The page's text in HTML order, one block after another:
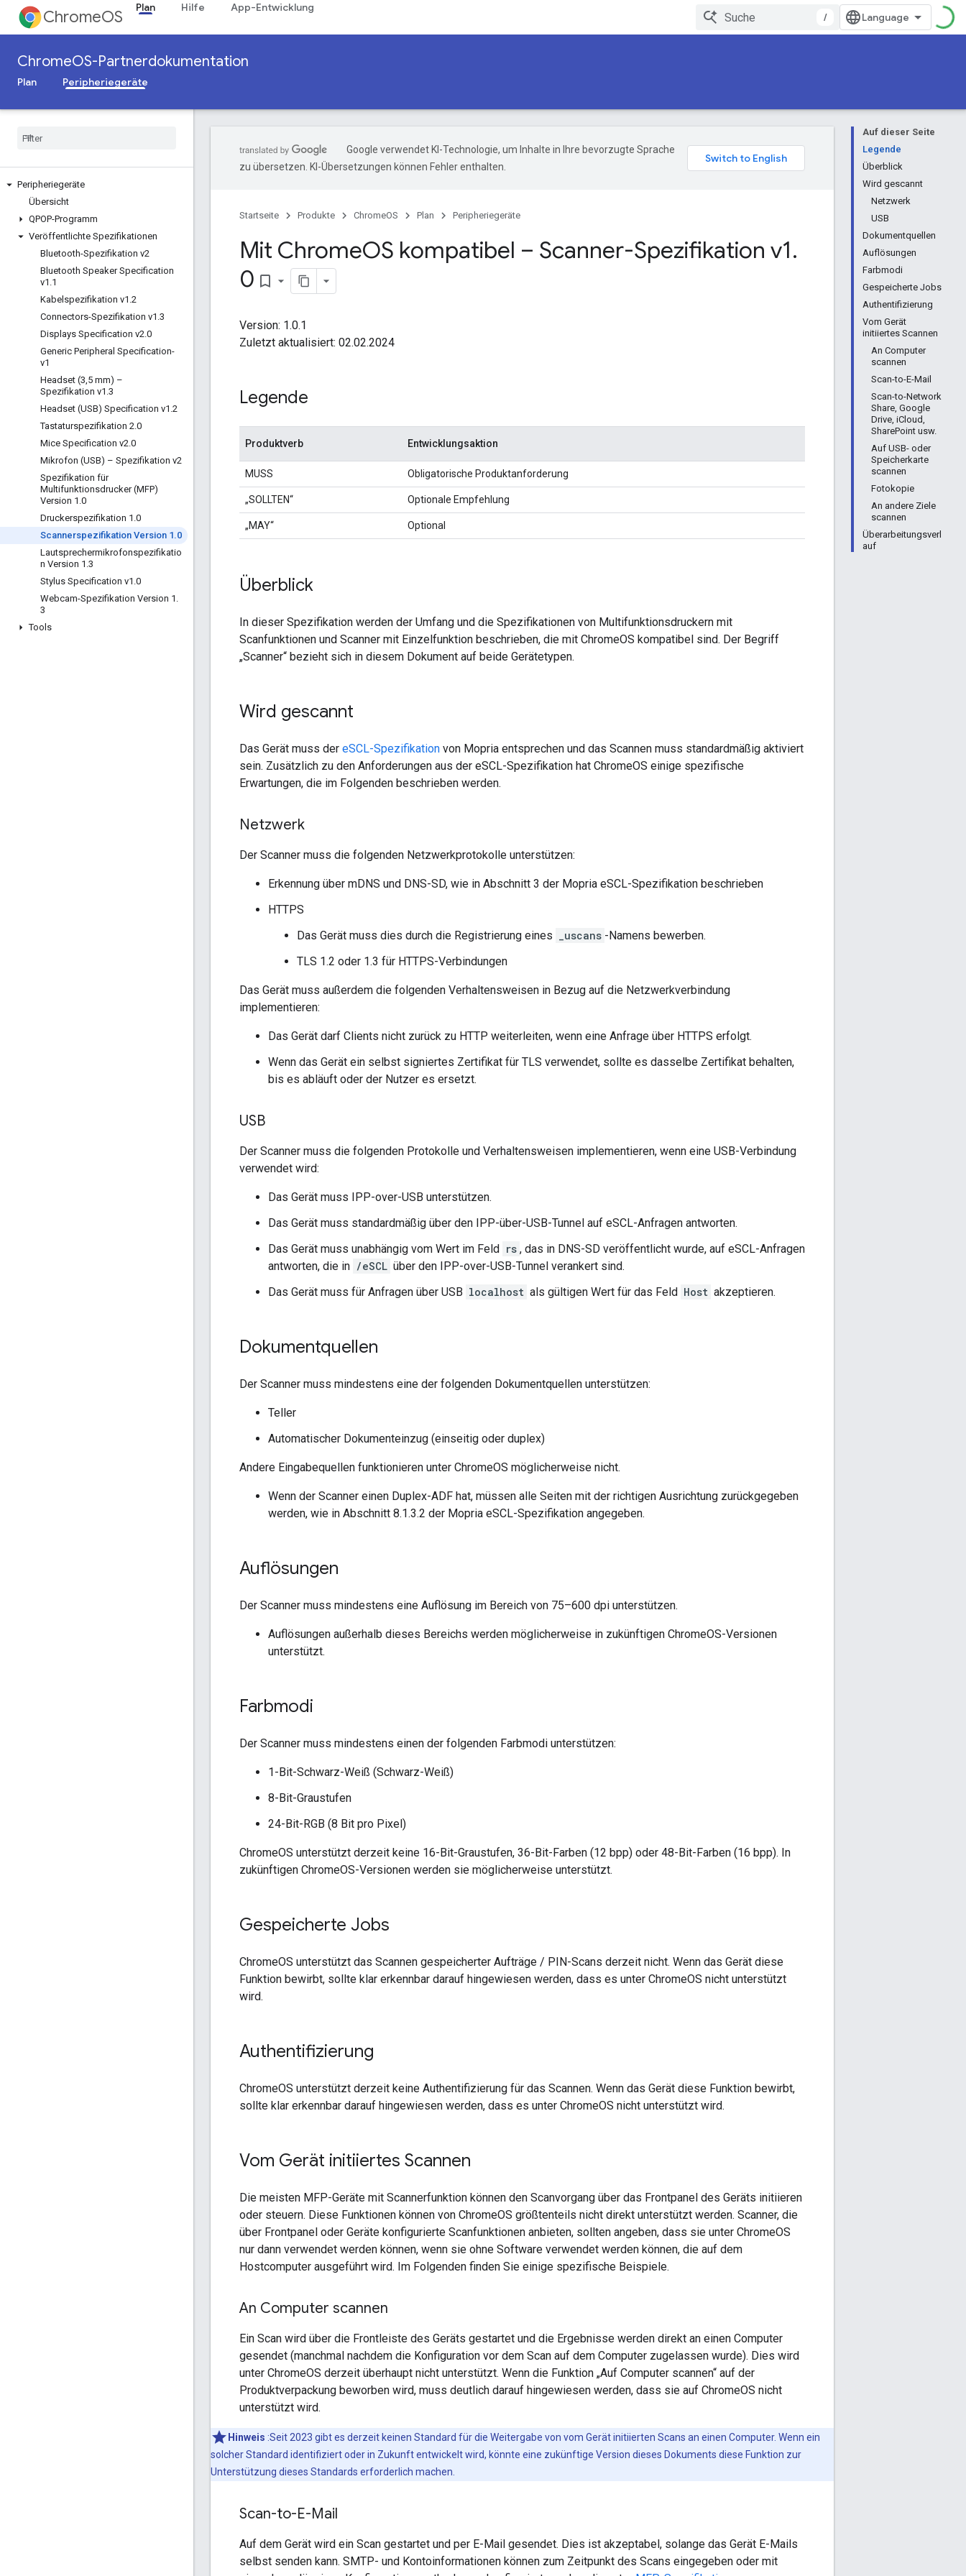
ChromeOS Plan Hilfe App-Entwicklung
/
ChromeOS-Partnerdokumentation
Plan Peripheriegeräte
Peripheriegeräte
Übersicht
QPOP-Programm
Veröffentlichte Spezifikationen
Bluetooth-Spezifikation v2
Bluetooth Speaker Specification
v1 .1
Kabelspezifikation v1 .2
Connectors-Spezifikation v1 .3
Displays Specification v2.0
Generic Peripheral Specification-
v1
Headset (3,5 mm) –
Spezifikation v1 .3
Headset (USB) Specification v1 .2
Tastaturspezifikation 2.0
Mice Specification v2.0
Mikrofon (USB) – Spezifikation v2
Spezifikation für
Multifunktionsdrucker (MFP)
Version 1 .0
Druckerspezifikation 1 .0
Scannerspezifikation Version 1.0
Lautsprechermikrofonspezifikatio
n Version 1 .3
Stylus Specification v1 .0
Webcam-Spezifikation Version 1 .
3
Tools
Auf dieser Seite
Legende
Überblick
Wird gescannt
Netzwerk
USB
Dokumentquellen
Auflösungen
Farbmodi
Gespeicherte Jobs
Authentifizierung
Vom Gerät
initiiertes Scannen
An Computer
scannen
Scan-to-E-Mail
Scan-to-Network
Share, Google
Drive, iCloud,
SharePoint usw.
Auf USB- oder
Speicherkarte
scannen
Fotokopie
An andere Ziele
scannen
Überarbeitungsverl
auf
Google verwendet KI-Technologie, um Inhalte in Ihre bevorzugte Sprache
zu übersetzen. KI-Übersetzungen können Fehler enthalten.
Startseite Produkte ChromeOS Plan Peripheriegeräte
Mit ChromeOS kompatibel – Scanner-Spezifikation v1.
0 bookmark_border
Version: 1.0.1
Zuletzt aktualisiert: 02.02.2024
Legende
Produktverb Entwicklungsaktion
MUSS Obligatorische Produktanforderung
„SOLLTEN“ Optionale Empfehlung
„MAY“ Optional
Überblick
In dieser Spezifikation werden der Umfang und die Spezifikationen von Multifunktionsdruckern mit
Scanfunktionen und Scanner mit Einzelfunktion beschrieben, die mit ChromeOS kompatibel sind. Der Begriff
„Scanner“ bezieht sich in diesem Dokument auf beide Gerätetypen.
Wird gescannt
Das Gerät muss der eSCL-Spezifikation von Mopria entsprechen und das Scannen muss standardmäßig aktiviert
sein. Zusätzlich zu den Anforderungen aus der eSCL-Spezifikation hat ChromeOS einige spezifische
Erwartungen, die im Folgenden beschrieben werden.
Netzwerk
Der Scanner muss die folgenden Netzwerkprotokolle unterstützen:
Erkennung über mDNS und DNS-SD, wie in Abschnitt 3 der Mopria eSCL-Spezifikation beschrieben
HTTPS
Das Gerät muss dies durch die Registrierung eines
_uscans -Namens bewerben.
TLS 1.2 oder 1.3 für HTTPS-Verbindungen
Das Gerät muss außerdem die folgenden Verhaltensweisen in Bezug auf die Netzwerkverbindung
implementieren:
Das Gerät darf Clients nicht zurück zu HTTP weiterleiten, wenn eine Anfrage über HTTPS erfolgt.
Wenn das Gerät ein selbst signiertes Zertifikat für TLS verwendet, sollte es dasselbe Zertifikat behalten,
bis es abläuft oder der Nutzer es ersetzt.
USB
Der Scanner muss die folgenden Protokolle und Verhaltensweisen implementieren, wenn eine USB-Verbindung
verwendet wird:
Das Gerät muss IPP-over-USB unterstützen.
Das Gerät muss standardmäßig über den IPP-über-USB-Tunnel auf eSCL-Anfragen antworten.
Das Gerät muss unabhängig vom Wert im Feld rs , das in DNS-SD veröffentlicht wurde, auf eSCL-Anfragen
antworten, die in /eSCL über den IPP-over-USB-Tunnel verankert sind.
Das Gerät muss für Anfragen über USB localhost als gültigen Wert für das Feld Host akzeptieren.
Dokumentquellen
Der Scanner muss mindestens eine der folgenden Dokumentquellen unterstützen:
Teller
Automatischer Dokumenteinzug (einseitig oder duplex)
Andere Eingabequellen funktionieren unter ChromeOS möglicherweise nicht.
Wenn der Scanner einen Duplex-ADF hat, müssen alle Seiten mit der richtigen Ausrichtung zurückgegeben
werden, wie in Abschnitt 8.1.3.2 der Mopria eSCL-Spezifikation angegeben.
Auflösungen
Der Scanner muss mindestens eine Auflösung im Bereich von 75–600 dpi unterstützen.
Auflösungen außerhalb dieses Bereichs werden möglicherweise in zukünftigen ChromeOS-Versionen
unterstützt.
Farbmodi
Der Scanner muss mindestens einen der folgenden Farbmodi unterstützen:
1-Bit-Schwarz-Weiß (Schwarz-Weiß)
8-Bit-Graustufen
24-Bit-RGB (8 Bit pro Pixel)
ChromeOS unterstützt derzeit keine 16-Bit-Graustufen, 36-Bit-Farben (12 bpp) oder 48-Bit-Farben (16 bpp). In
zukünftigen ChromeOS-Versionen werden sie möglicherweise unterstützt.
Gespeicherte Jobs
ChromeOS unterstützt das Scannen gespeicherter Aufträge / PIN-Scans derzeit nicht. Wenn das Gerät diese
Funktion bewirbt, sollte klar erkennbar darauf hingewiesen werden, dass es unter ChromeOS nicht unterstützt
wird.
Authentifizierung
ChromeOS unterstützt derzeit keine Authentifizierung für das Scannen. Wenn das Gerät diese Funktion bewirbt,
sollte klar erkennbar darauf hingewiesen werden, dass es unter ChromeOS nicht unterstützt wird.
Vom Gerät initiiertes Scannen
Die meisten MFP-Geräte mit Scannerfunktion können den Scanvorgang über das Frontpanel des Geräts initiieren
oder steuern. Diese Funktionen können von ChromeOS größtenteils nicht direkt unterstützt werden. Scanner, die
über Frontpanel oder Geräte konfigurierte Scanfunktionen anbieten, sollten angeben, dass sie unter ChromeOS
nur dann verwendet werden können, wenn sie ohne Software verwendet werden können, die auf dem
Hostcomputer ausgeführt wird. Im Folgenden finden Sie einige spezifische Beispiele.
An Computer scannen
Ein Scan wird über die Frontleiste des Geräts gestartet und die Ergebnisse werden direkt an einen Computer
gesendet (manchmal nachdem die Konfiguration vor dem Scan auf dem Computer zugelassen wurde). Dies wird
unter ChromeOS derzeit überhaupt nicht unterstützt. Wenn die Funktion „Auf Computer scannen“ auf der
Produktverpackung beworben wird, muss deutlich darauf hingewiesen werden, dass sie auf ChromeOS nicht
unterstützt wird.
Hinweis :Seit 2023 gibt es derzeit keinen Standard für die Weitergabe von vom Gerät initiierten Scans an einen Computer. Wenn ein
solcher Standard identifiziert oder in Zukunft entwickelt wird, könnte eine zukünftige Version dieses Dokuments diese Funktion zur
Unterstützung dieses Standards erforderlich machen.
Scan-to-E-Mail
Auf dem Gerät wird ein Scan gestartet und per E-Mail gesendet. Dies ist akzeptabel, solange das Gerät E-Mails
selbst senden kann. SMTP- und Kontoinformationen können zum Zeitpunkt des Scans eingegeben oder mit